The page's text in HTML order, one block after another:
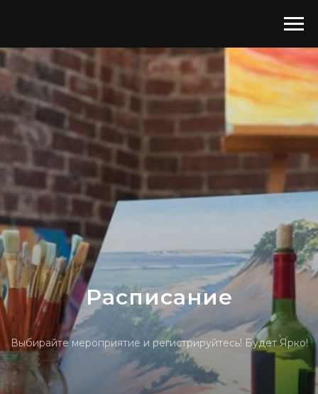
Расписание
Выбирайте мероприятие и регистрируйтесь! Будет Ярко!